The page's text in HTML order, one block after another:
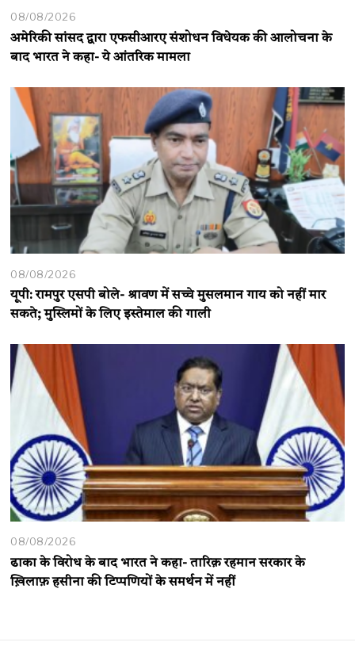
08/08/2026
अमेरिकी सांसद द्वारा एफसीआरए संशोधन विधेयक की आलोचना के
बाद भारत ने कहा- ये आंतरिक मामला
08/08/2026
यूपी: रामपुर एसपी बोले- श्रावण में सच्चे मुसलमान गाय को नहीं मार
सकते; मुस्लिमों के लिए इस्तेमाल की गाली
08/08/2026
ढाका के विरोध के बाद भारत ने कहा- तारिक़ रहमान सरकार के
ख़िलाफ़ हसीना की टिप्पणियों के समर्थन में नहीं